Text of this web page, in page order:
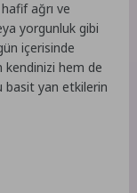
ağrı ve
yorgunluk gibi
içerisinde
kendinizi hem de
basit yan etkilerin